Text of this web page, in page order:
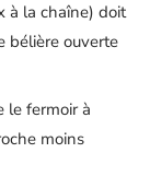
à la chaîne) doit
bélière ouverte
le fermoir à
moins